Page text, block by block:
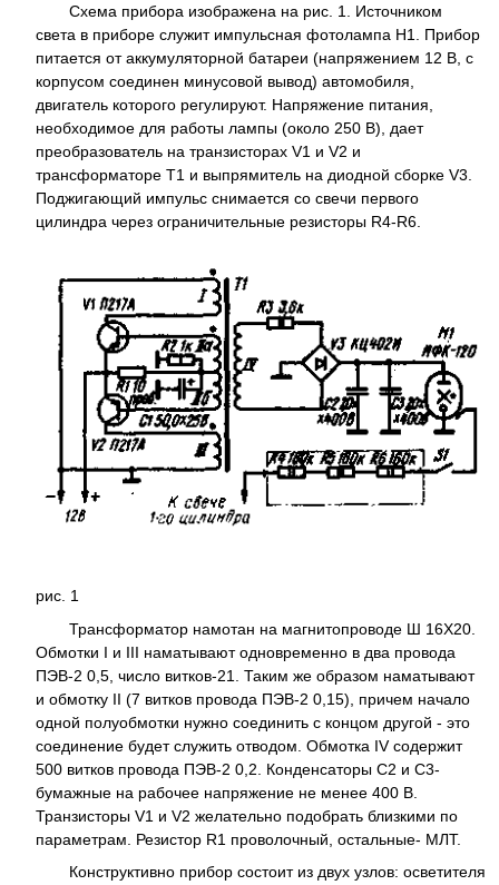
Схема прибора изображена на рис. 1. Источником
света в приборе служит импульсная фотолампа H1. Прибор
питается от аккумуляторной батареи (напряжением 12 В, с
корпусом соединен минусовой вывод) автомобиля,
двигатель которого регулируют. Напряжение питания,
необходимое для работы лампы (около 250 В), дает
преобразователь на транзисторах V1 и V2 и
трансформаторе Т1 и выпрямитель на диодной сборке V3.
Поджигающий импульс снимается со свечи первого
цилиндра через ограничительные резисторы R4-R6.
рис. 1
Трансформатор намотан на магнитопроводе Ш 16Х20.
Обмотки I и III наматывают одновременно в два провода
ПЭВ-2 0,5, число витков-21. Таким же образом наматывают
и обмотку II (7 витков провода ПЭВ-2 0,15), причем начало
одной полуобмотки нужно соединить с концом другой - это
соединение будет служить отводом. Обмотка IV содержит
500 витков провода ПЭВ-2 0,2. Конденсаторы С2 и С3-
бумажные на рабочее напряжение не менее 400 В.
Транзисторы V1 и V2 желательно подобрать близкими по
параметрам. Резистор R1 проволочный, остальные- МЛТ.
Конструктивно прибор состоит из двух узлов: осветителя